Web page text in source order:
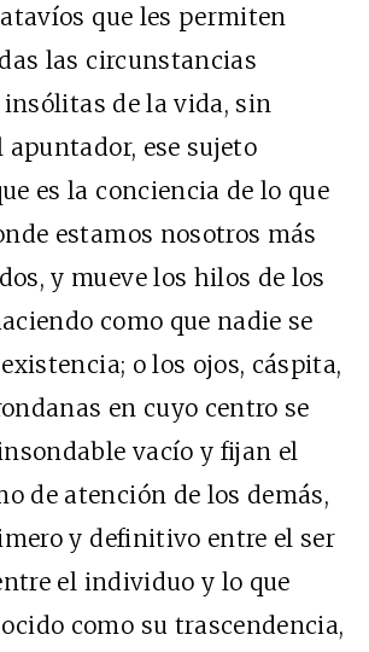
que les permiten
las circunstancias
de la vida, sin
apuntador, ese sujeto
es la conciencia de lo que
estamos nosotros más
y mueve los hilos de los
como que nadie se
o los ojos, cáspita,
en cuyo centro se
vacío y fijan el
de atención de los demás,
y definitivo entre el ser
el individuo y lo que
como su trascendencia,